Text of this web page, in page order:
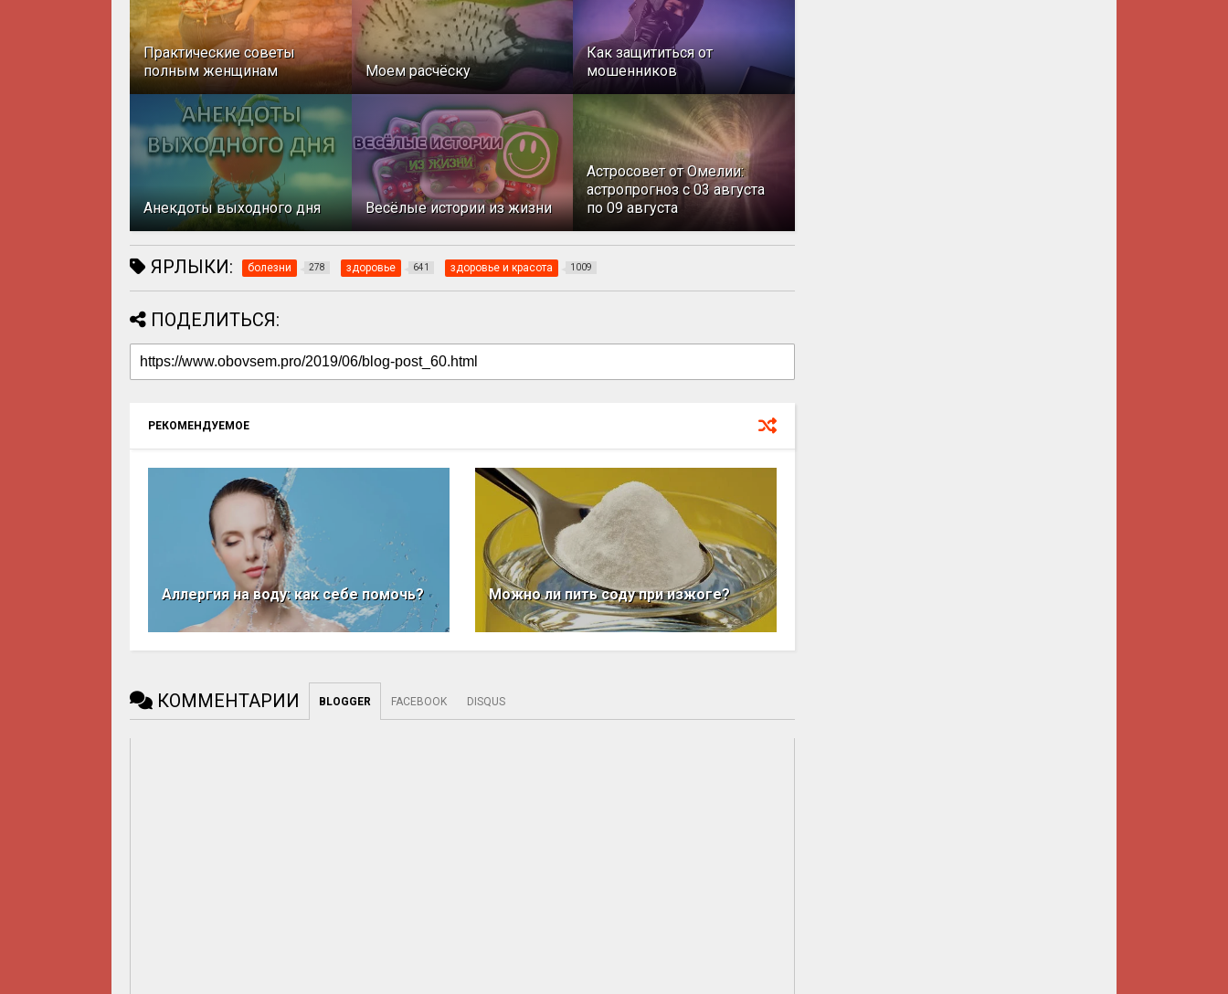
Практические советы
полным женщинам
Моем расчёску
Как защититься от
мошенников
Анекдоты выходного дня Весёлые истории из жизни
Астросовет от Омелии:
астропрогноз с 03 августа
по 09 августа
ЯРЛЫКИ: болезни 278 здоровье 641 здоровье и красота 1009
ПОДЕЛИТЬСЯ:
РЕКОМЕНДУЕМОЕ
Аллергия на воду: как себе помочь? Можно ли пить соду при изжоге?
КОММЕНТАРИИ BLOGGER FACEBOOK DISQUS